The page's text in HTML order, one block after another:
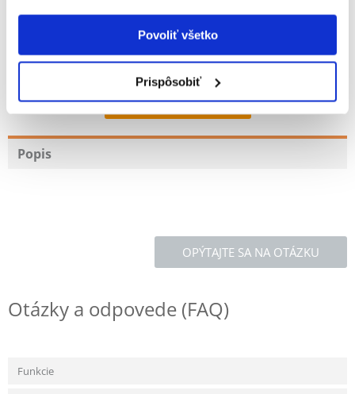
Povoliť všetko
Prispôsobiť
Recommend
100% ZÁKAZNÍCI ODPORÚČAJÚ TENTO PRODUKT
NAPÍSAŤ RECENZIU
Popis
OPÝTAJTE SA NA OTÁZKU
Otázky a odpovede (FAQ)
Funkcie